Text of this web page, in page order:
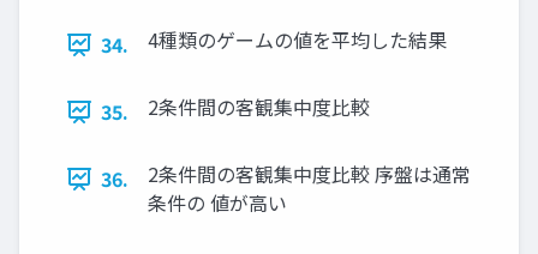
34. 4種類のゲームの値を平均した結果
35. 2条件間の客観集中度比較
36.
2条件間の客観集中度比較 序盤は通常
条件の 値が高い